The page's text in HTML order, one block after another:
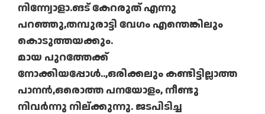
നിന്ന്വോളാ.ങട് കേറരുത് എന്നു
പറഞ്ഞു,തമ്പുരാട്ടി വേഗം എന്തെങ്കിലും
കൊടുത്തയക്കും.
മായ പുറത്തേക്ക്
നോക്കിയപ്പോൾ..,ഒരിക്കലും കണ്ടിട്ടില്ലാത്ത
പാനൻ,ഒരൊത്ത പനയോളം, നീണ്ടു
നിവർന്നു നില്ക്കുന്നു. ജടപിടിച്ച